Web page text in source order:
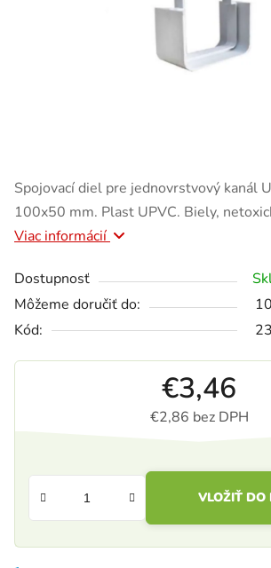
Spojovací diel pre jednovrstvový kanál
100x50 mm. Plast UPVC. Biely,
Viac informácií
Dostupnosť
Môžeme doručiť do:
Kód:
€3,46
€2,86 bez DPH
VLOŽIŤ DO